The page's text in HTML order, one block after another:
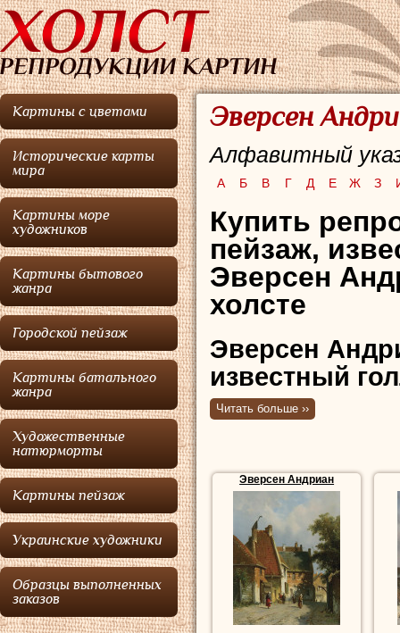
Картины с цветами
Исторические карты
мира
Картины море
художников
Картины бытового
жанра
Городской пейзаж
Картины батального
жанра
Художественные
натюрморты
Картины пейзаж
Украинские художники
Образцы выполненных
заказов
Эверсен
Алфавитный
А Б В Г Д Е Ж З
Купить
пейзаж,
Эверсен
холсте
Эверсен
известный
родился в
Признанный
Эверсен был
он продал много
Голландии.
романтизму
Читать больше ››
Эверсен Андриан